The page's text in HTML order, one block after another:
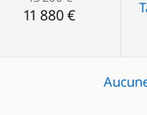
11 880 €